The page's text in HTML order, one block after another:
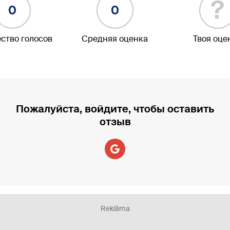
0
голосов
0
Средняя оценка
?
Твоя
Пожалуйста, войдите, чтобы оставить
отзыв
Reklāma